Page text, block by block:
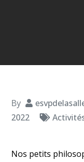
By
2022
Nos petits